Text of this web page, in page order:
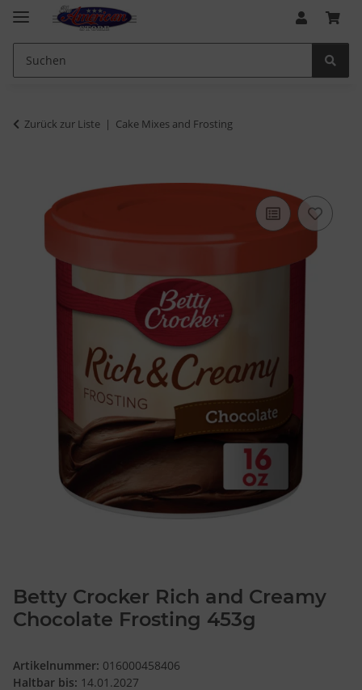
Zurück zur Liste Cake Mixes and Frosting
Betty Crocker Rich and Creamy
Chocolate Frosting 453g
Artikelnummer: 016000458406
Haltbar bis: 14.01.2027